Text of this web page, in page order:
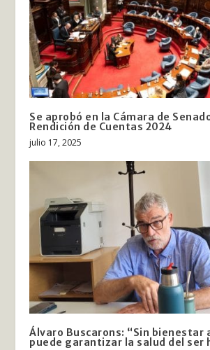
Se aprobó en la Cámara de
Rendición de Cuentas 2024
julio 17, 2025
Álvaro Buscarons: “Sin bienestar
puede garantizar la salud del ser